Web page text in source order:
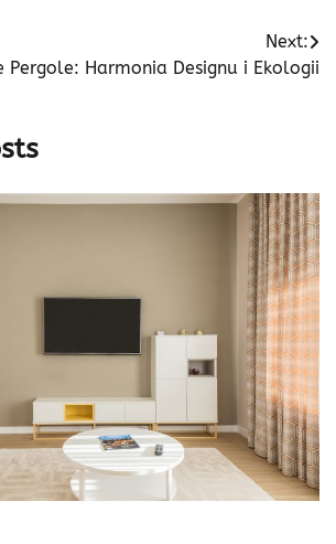
Next:
Pergole: Harmonia Designu i Ekologii